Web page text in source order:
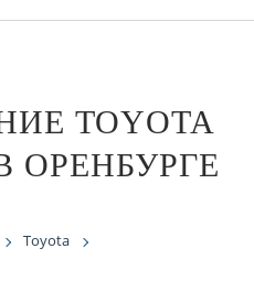
TOYOTA
ОРЕНБУРГЕ
Toyota